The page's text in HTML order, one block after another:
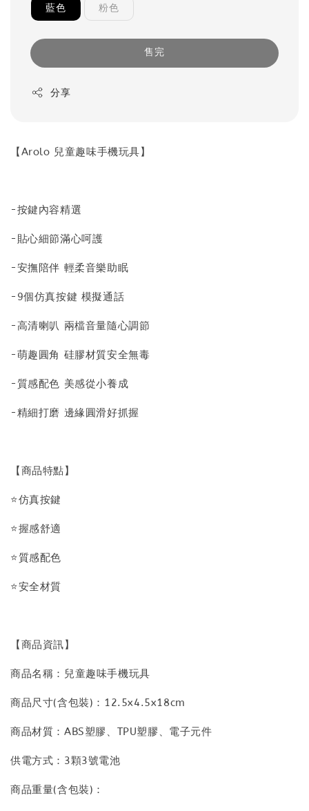
藍色 粉色
售完
分享
【Arolo 兒童趣味手機玩具】
-按鍵內容精選
-貼心細節滿心呵護
-安撫陪伴 輕柔音樂助眠
-9個仿真按鍵 模擬通話
-高清喇叭 兩檔音量隨心調節
-萌趣圓角 硅膠材質安全無毒
-質感配色 美感從小養成
-精細打磨 邊緣圓滑好抓握
【商品特點】
⭐仿真按鍵
⭐握感舒適
⭐質感配色
⭐安全材質
【商品資訊】
商品名稱：兒童趣味手機玩具
商品尺寸(含包裝)：12.5x4.5x18cm
商品材質：ABS塑膠、TPU塑膠、電子元件
供電方式：3顆3號電池
商品重量(含包裝)：